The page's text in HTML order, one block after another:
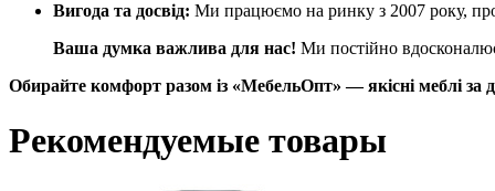
Вигода та досвід: Ми працюємо на ринку з 2007 року,
Ваша думка важлива для нас! Ми постійно
Обирайте комфорт разом із «МебельОпт» — якісні меблі за
Рекомендуемые товары